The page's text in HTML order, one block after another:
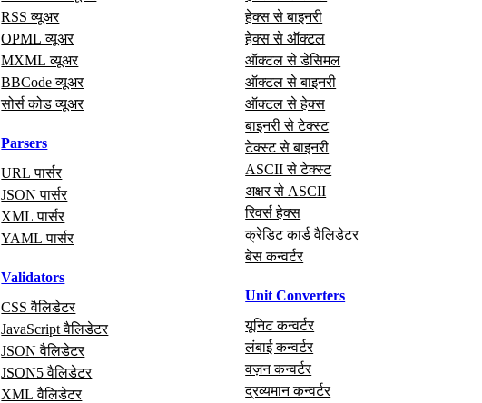
RSS व्यूअर
OPML व्यूअर
MXML व्यूअर
BBCode व्यूअर
सोर्स कोड व्यूअर
Parsers
URL पार्सर
JSON पार्सर
XML पार्सर
YAML पार्सर
Validators
CSS वैलिडेटर
JavaScript वैलिडेटर
JSON वैलिडेटर
JSON5 वैलिडेटर
XML वैलिडेटर
हेक्स से बाइनरी
हेक्स से ऑक्टल
ऑक्टल से डेसिमल
ऑक्टल से बाइनरी
ऑक्टल से हेक्स
बाइनरी से टेक्स्ट
टेक्स्ट से बाइनरी
ASCII से टेक्स्ट
अक्षर से ASCII
रिवर्स हेक्स
क्रेडिट कार्ड वैलिडेटर
बेस कन्वर्टर
Unit Converters
यूनिट कन्वर्टर
लंबाई कन्वर्टर
वज़न कन्वर्टर
द्रव्यमान कन्वर्टर